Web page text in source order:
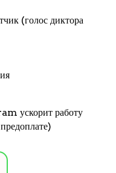
(голос диктора
ускорит работу